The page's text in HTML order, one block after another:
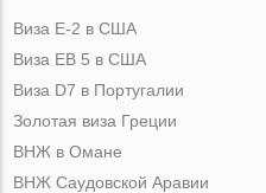
Виза Е-2 в США
Виза ЕВ 5 в США
Виза D7 в Португалии
Золотая виза Греции
ВНЖ в Омане
ВНЖ Саудовской Аравии